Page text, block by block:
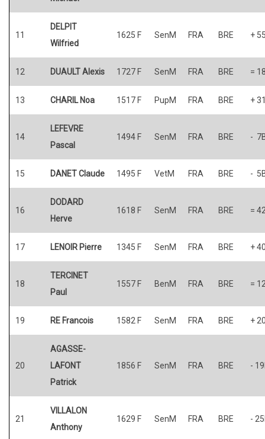
11
DELPIT
Wilfried
1625 F SenM FRA BRE +
12 DUAULT Alexis 1727 F SenM FRA BRE =
13 CHARIL Noa 1517 F PupM FRA BRE +
14
LEFEVRE
Pascal
1494 F SenM FRA BRE -
15 DANET Claude 1495 F VetM FRA BRE -
16
DODARD
Herve
1618 F SenM FRA BRE =
17 LENOIR Pierre 1345 F SenM FRA BRE +
18
TERCINET
Paul
1557 F BenM FRA BRE =
19 RE Francois 1582 F SenM FRA BRE +
20
AGASSE-
LAFONT
Patrick
1856 F SenM FRA BRE -
21
VILLALON
Anthony
1629 F SenM FRA BRE -